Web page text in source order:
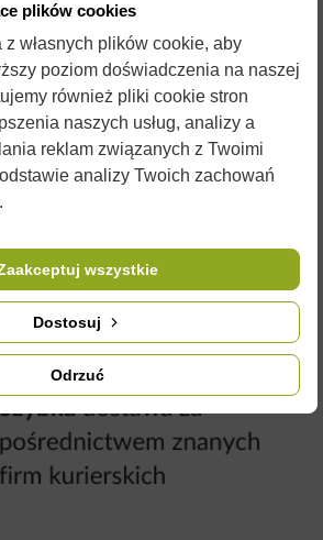
plików cookies
z własnych plików cookie, aby
poziom doświadczenia na naszej
również pliki cookie stron
naszych usług, analizy a
reklam związanych z Twoimi
analizy Twoich zachowań
Odrzuć
Dostosuj
wszystkie